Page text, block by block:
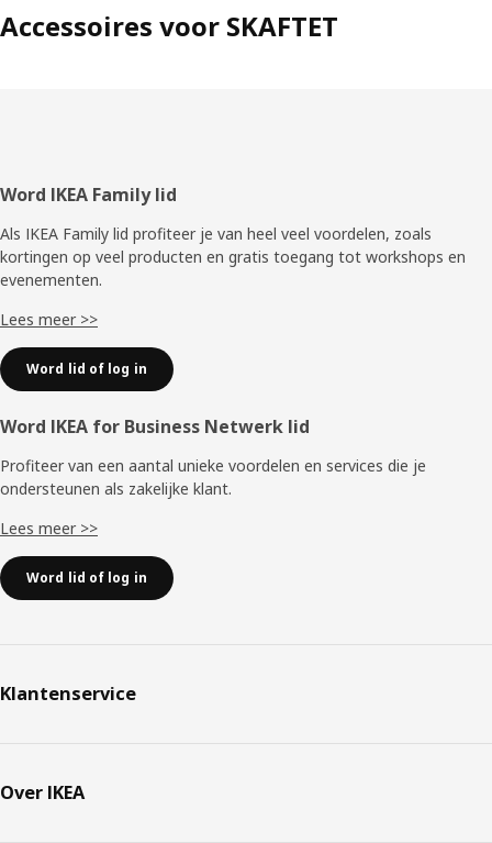
Accessoires voor SKAFTET
Voettekst
Word IKEA Family lid
Als IKEA Family lid profiteer je van heel veel voordelen, zoals
kortingen op veel producten en gratis toegang tot workshops en
evenementen.
Lees meer >>
Word lid of log in
Word IKEA for Business Netwerk lid
Profiteer van een aantal unieke voordelen en services die je
ondersteunen als zakelijke klant.
Lees meer >>
Word lid of log in
Klantenservice
Over IKEA